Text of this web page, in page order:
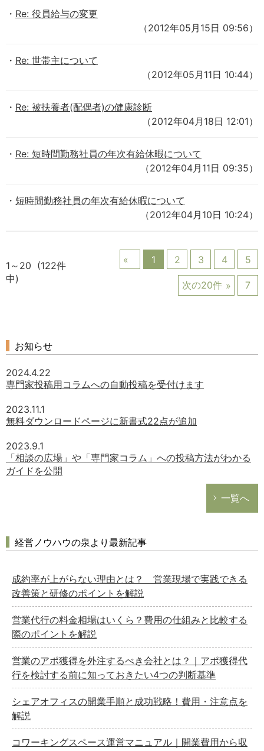
Re: 役員給与の変更
（2012年05月15日 09:56）
Re: 世帯主について
（2012年05月11日 10:44）
Re: 被扶養者(配偶者)の健康診断
（2012年04月18日 12:01）
Re: 短時間勤務社員の年次有給休暇について
（2012年04月11日 09:35）
短時間勤務社員の年次有給休暇について
（2012年04月10日 10:24）
1～20 (122件
中)
1 2 3 4 5
次の20件 7
お知らせ
2024.4.22
専門家投稿用コラムへの自動投稿を受付けます
2023.11.1
無料ダウンロードページに新書式22点が追加
2023.9.1
「相談の広場」や「専門家コラム」への投稿方法がわかる
ガイドを公開
一覧へ
経営ノウハウの泉より最新記事
成約率が上がらない理由とは？ 営業現場で実践できる
改善策と研修のポイントを解説
営業代行の料金相場はいくら？費用の仕組みと比較する
際のポイントを解説
営業のアポ獲得を外注するべき会社とは？｜アポ獲得代
行を検討する前に知っておきたい4つの判断基準
シェアオフィスの開業手順と成功戦略！費用・注意点を
解説
コワーキングスペース運営マニュアル｜開業費用から収